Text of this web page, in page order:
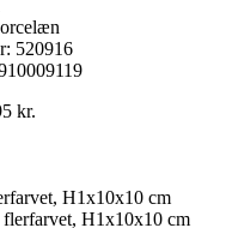
520916
kr.
H1x10x10 cm